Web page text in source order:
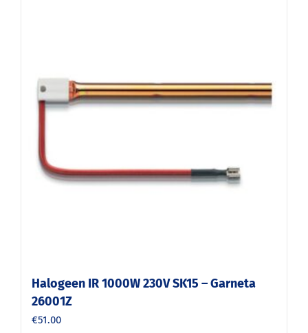
Halogeen IR 1000W 230V SK15 – Garneta
26001Z
€51.00